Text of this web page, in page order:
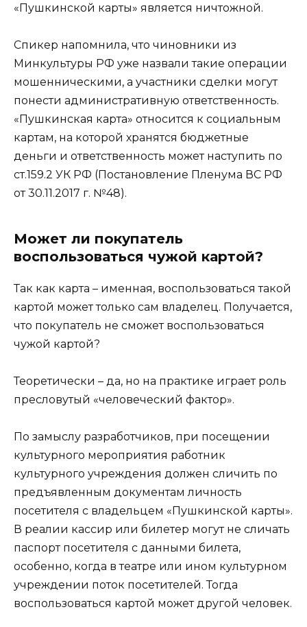
«Пушкинской карты» является ничтожной.
Спикер напомнила, что чиновники из
Минкультуры РФ уже назвали такие операции
мошенническими, а участники сделки могут
понести административную ответственность.
«Пушкинская карта» относится к социальным
картам, на которой хранятся бюджетные
деньги и ответственность может наступить по
ст.159.2 УК РФ (Постановление Пленума ВС РФ
от 30.11.2017 г. №48).
Может ли покупатель
воспользоваться чужой картой?
Так как карта – именная, воспользоваться такой
картой может только сам владелец. Получается,
что покупатель не сможет воспользоваться
чужой картой?
Теоретически – да, но на практике играет роль
пресловутый «человеческий фактор».
По замыслу разработчиков, при посещении
культурного мероприятия работник
культурного учреждения должен сличить по
предъявленным документам личность
посетителя с владельцем «Пушкинской карты».
В реалии кассир или билетер могут не сличать
паспорт посетителя с данными билета,
особенно, когда в театре или ином культурном
учреждении поток посетителей. Тогда
воспользоваться картой может другой человек.